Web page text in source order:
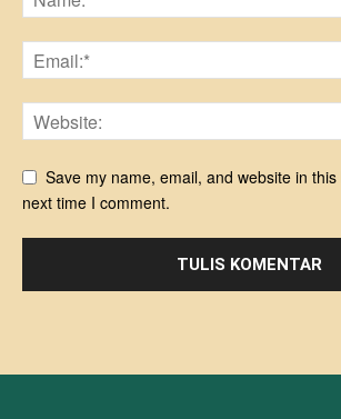
Save my name, email, and website in
next time I comment.